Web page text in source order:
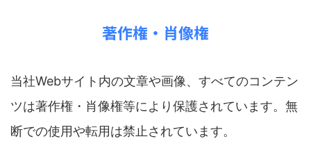
著作権・肖像権
当社Webサイト内の文章や画像、すべてのコンテン
ツは著作権・肖像権等により保護されています。無
断での使用や転用は禁止されています。